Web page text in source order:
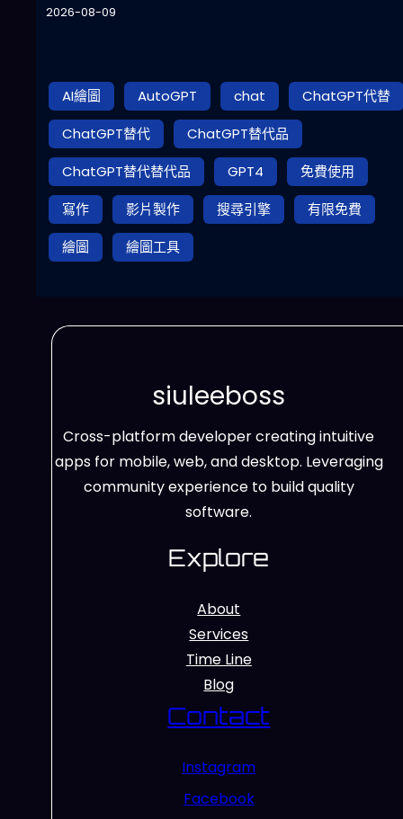
2026-08-09
AI繪圖 AutoGPT chat
ChatGPT代替
ChatGPT替代
ChatGPT替代品
ChatGPT替代替代品
GPT4
免費使用
寫作
影片製作 搜尋引擎
有限免費
繪圖
繪圖工具
siuleeboss
Cross-platform developer creating intuitive
apps for mobile, web, and desktop. Leveraging
community experience to build quality
software.
Explore
About
Services
Time Line
Blog
Contact
Instagram
Facebook